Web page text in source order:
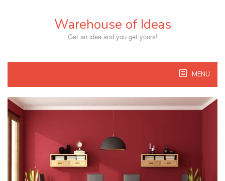
Warehouse of Ideas
Get an idea and you get yours!
MENU